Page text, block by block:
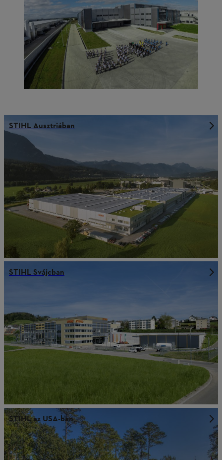
STIHL Ausztriában
STIHL Svájcban
STIHL az USA-ban